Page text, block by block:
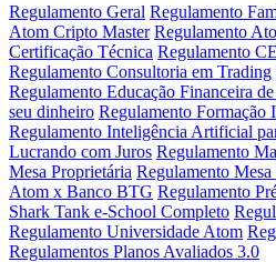
Regulamento Geral Regulamento
Atom Cripto Master Regulamento
Certificação Técnica Regulamento
Regulamento Consultoria em Trading
Regulamento Educação Financeira
seu dinheiro Regulamento Formação
Regulamento Inteligência Artificial
Lucrando com Juros Regulamento
Mesa Proprietária Regulamento
Atom x Banco BTG Regulamento
Shark Tank e-School Completo
Regulamento Universidade Atom
Regulamentos Planos Avaliados 3.0